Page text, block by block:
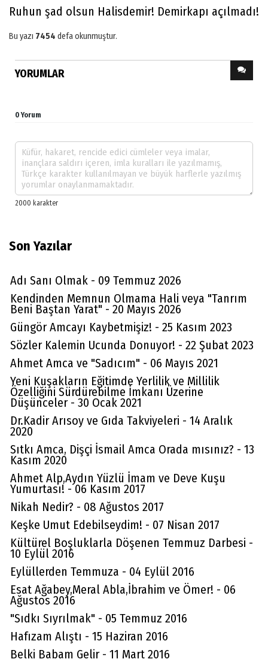
Ruhun şad olsun Halisdemir! Demirkapı açılmadı!
Bu yazı 7454 defa okunmuştur.
YORUMLAR
0 Yorum
Son Yazılar
Adı Sanı Olmak - 09 Temmuz 2026
Kendinden Memnun Olmama Hali veya "Tanrım
Beni Baştan Yarat" - 20 Mayıs 2026
Güngör Amcayı Kaybetmişiz! - 25 Kasım 2023
Sözler Kalemin Ucunda Donuyor! - 22 Şubat 2023
Ahmet Amca ve "Sadıcım" - 06 Mayıs 2021
Yeni Kuşakların Eğitimde Yerlilik ve Millilik
Özelliğini Sürdürebilme İmkanı Üzerine
Düşünceler - 30 Ocak 2021
Dr.Kadir Arısoy ve Gıda Takviyeleri - 14 Aralık
2020
Sıtkı Amca, Dişçi İsmail Amca Orada mısınız? - 13
Kasım 2020
Ahmet Alp,Aydın Yüzlü İmam ve Deve Kuşu
Yumurtası! - 06 Kasım 2017
Nikah Nedir? - 08 Ağustos 2017
Keşke Umut Edebilseydim! - 07 Nisan 2017
Kültürel Boşluklarla Döşenen Temmuz Darbesi -
10 Eylül 2016
Eylüllerden Temmuza - 04 Eylül 2016
Esat Ağabey,Meral Abla,İbrahim ve Ömer! - 06
Ağustos 2016
"Sıdkı Sıyrılmak" - 05 Temmuz 2016
Hafızam Alıştı - 15 Haziran 2016
Belki Babam Gelir - 11 Mart 2016